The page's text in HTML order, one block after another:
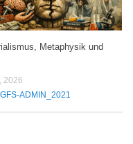
Metaphysik und
2026
GFS-ADMIN_2021